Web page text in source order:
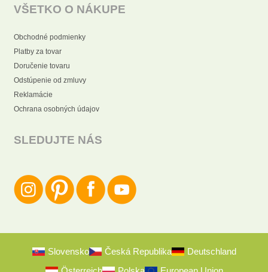
VŠETKO O NÁKUPE
Obchodné podmienky
Platby za tovar
Doručenie tovaru
Odstúpenie od zmluvy
Reklamácie
Ochrana osobných údajov
SLEDUJTE NÁS
Slovensko Česká Republika
Deutschland